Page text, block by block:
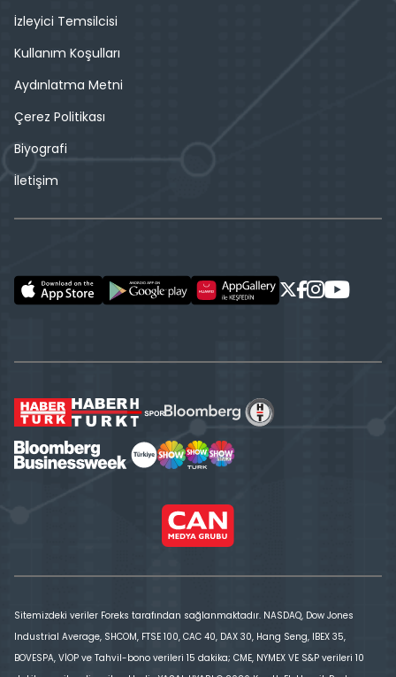
İzleyici Temsilcisi
Kullanım Koşulları
Aydınlatma Metni
Çerez Politikası
Biyografi
İletişim
Sitemizdeki veriler Foreks tarafından sağlanmaktadır. NASDAQ, Dow Jones
Industrial Average, SHCOM, FTSE 100, CAC 40, DAX 30, Hang Seng, IBEX 35,
BOVESPA, VİOP ve Tahvil-bono verileri 15 dakika; CME, NYMEX VE S&P verileri 10